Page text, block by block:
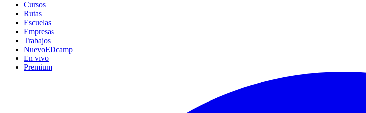
Cursos
Rutas
Escuelas
Empresas
Trabajos
NuevoEDcamp
En vivo
Premium